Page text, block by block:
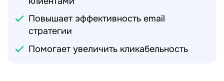
Повышает эффективность email
стратегии
Помогает увеличить кликабельность